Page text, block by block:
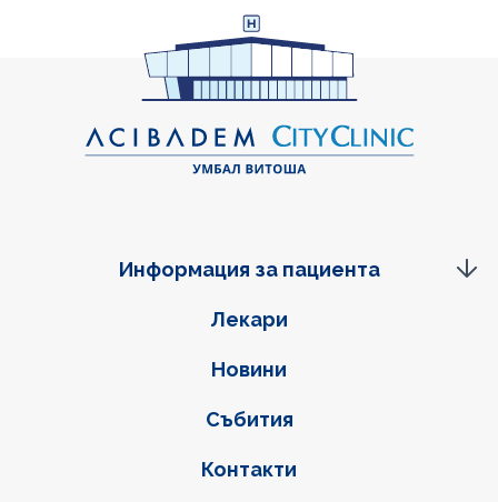
Фуутер навигация
Лекари
Новини
Събития
Контакти
Информация за пациента